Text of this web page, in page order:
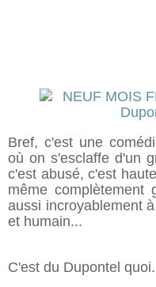
Bref, c'est une
où on s'esclaffe d'un
c'est abusé, c'est
même complètement
aussi incroyablement
et humain...
C'est du Dupontel quoi.